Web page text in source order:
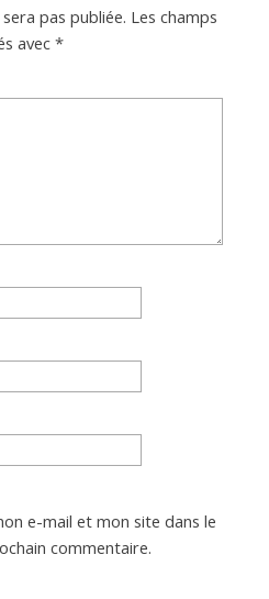
pas publiée. Les champs
avec *
e-mail et mon site dans le
commentaire.